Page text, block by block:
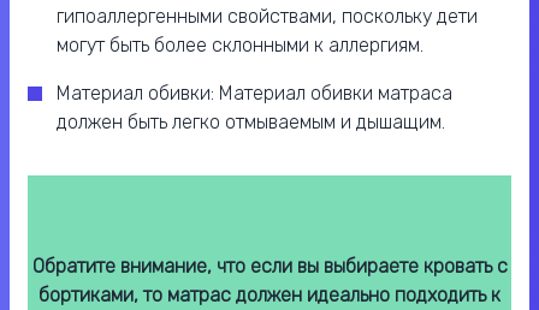
гипоаллергенными свойствами, поскольку дети
могут быть более склонными к аллергиям.
Материал обивки: Материал обивки матраса
должен быть легко отмываемым и дышащим.
Обратите внимание, что если вы выбираете кровать с
бортиками, то матрас должен идеально подходить к